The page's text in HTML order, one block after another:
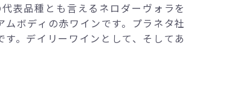
表品種とも言えるネロダーヴォラを
ボディの赤ワインです。プラネタ社
。デイリーワインとして、そしてあ